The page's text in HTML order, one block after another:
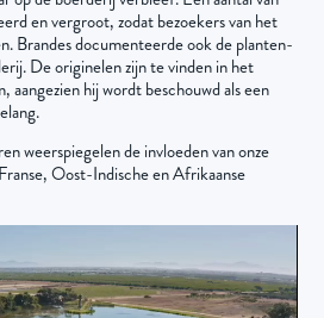
en vergroot, zodat bezoekers van het
Brandes documenteerde ook de planten-
De originelen zijn te vinden in het
aangezien hij wordt beschouwd als een
weerspiegelen de invloeden van onze
Oost-Indische en Afrikaanse